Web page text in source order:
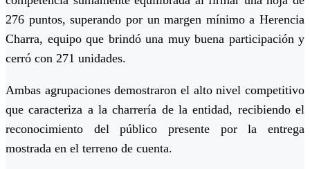
276 puntos, superando por un margen mínimo a Herencia
Charra, equipo que brindó una muy buena participación y
cerró con 271 unidades.
Ambas agrupaciones demostraron el alto nivel competitivo
que caracteriza a la charrería de la entidad, recibiendo el
reconocimiento del público presente por la entrega
mostrada en el terreno de cuenta.